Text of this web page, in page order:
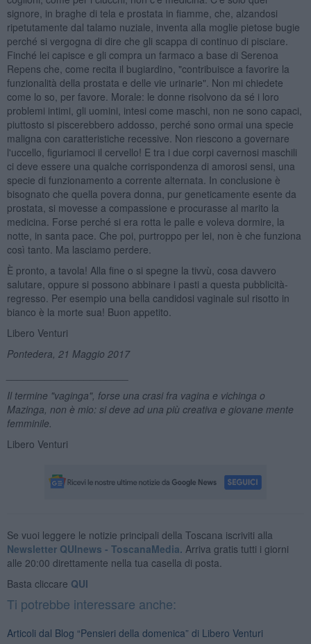
signore, in braghe di tela e prostata in fiamme, che, alzandosi
ripetutamente dal talamo nuziale, inventa alla moglie pietose bugie
perché si vergogna di dire che gli scappa di continuo di pisciare.
Finché lei capisce e gli compra un farmaco a base di Serenoa
Repens che, come recita il bugiardino, "contribuisce a favorire la
funzionalità della prostata e delle vie urinarie". Non mi chiedete
come lo so, per favore. Morale: le donne risolvono da sé i loro
problemi intimi, gli uomini, intesi come maschi, non ne sono capaci,
piuttosto si piscerebbero addosso, perché sono ormai una specie
maligna con caratteristiche recessive. Non riescono a governare
l'uccello, figuriamoci il cervello! E tra i due corpi cavernosi maschili
ci deve essere una qualche corrispondenza di amorosi sensi, una
specie di funzionamento a corrente alternata. In conclusione è
bisognato che quella povera donna, pur geneticamente esente da
prostata, si movesse a compassione e procurasse al marito la
medicina. Forse perché si era rotta le palle e voleva dormire, la
notte, in santa pace. Che poi, purtroppo per lei, non è che funziona
così tanto. Ma lasciamo perdere.
È pronto, a tavola! Alla fine o si spegne la tivvù, cosa davvero
salutare, oppure si possono abbinare i pasti a questa pubblicità-
regresso. Per esempio una bella candidosi vaginale sul risotto in
bianco è la morte sua! Buon appetito.
Libero Venturi
Pontedera, 21 Maggio 2017
Il termine "vaginga", forse una crasi fra vagina e vichinga o
Mazinga, non è mio: si deve ad una più creativa e giovane mente
femminile.
Libero Venturi
Se vuoi leggere le notizie principali della Toscana iscriviti alla
Newsletter QUInews - ToscanaMedia. Arriva gratis tutti i giorni
alle 20:00 direttamente nella tua casella di posta.
Basta cliccare QUI
Ti potrebbe interessare anche:
Articoli dal Blog “Pensieri della domenica” di Libero Venturi